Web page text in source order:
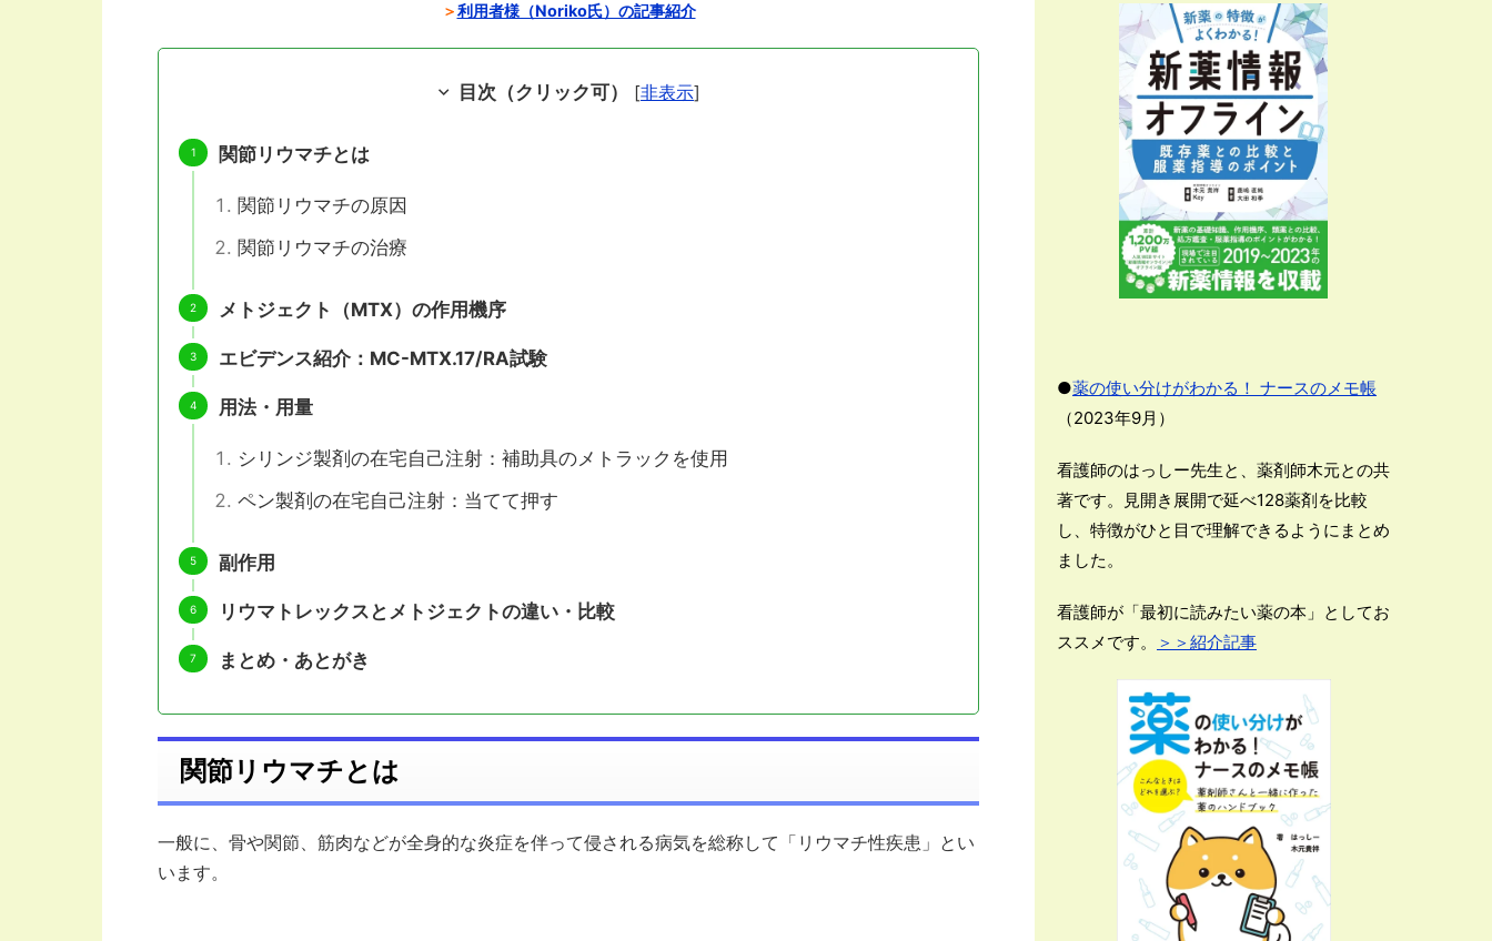
＞利用者様（Noriko氏）の記事紹介
目次（クリック可） [非表示]
関節リウマチとは
関節リウマチの原因
関節リウマチの治療
メトジェクト（MTX）の作用機序
エビデンス紹介：MC-MTX.17/RA試験
用法・用量
シリンジ製剤の在宅自己注射：補助具のメトラックを使用
ペン製剤の在宅自己注射：当てて押す
副作用
リウマトレックスとメトジェクトの違い・比較
まとめ・あとがき
関節リウマチとは
一般に、骨や関節、筋肉などが全身的な炎症を伴って侵される病気を総称して「リウマチ性疾患」とい
います。
●薬の使い分けがわかる！ ナースのメモ帳
（2023年9月）
看護師のはっしー先生と、薬剤師木元との共
著です。見開き展開で延べ128薬剤を比較
し、特徴がひと目で理解できるようにまとめ
ました。
看護師が「最初に読みたい薬の本」としてお
ススメです。
＞＞紹介記事